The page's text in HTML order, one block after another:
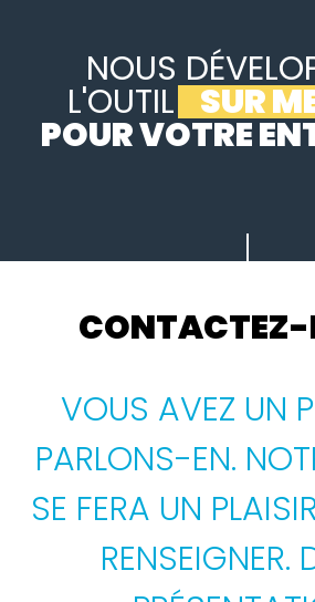
NOUS
L'OUTIL SUR
POUR VOTRE
VOUS AVEZ UN
PARLONS-EN.
SE FERA UN
RENSEIGNER.